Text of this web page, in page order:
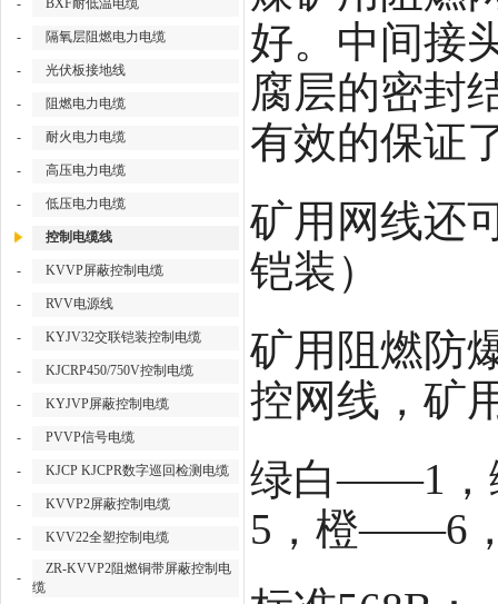
- BXF耐低温电缆
- 隔氧层阻燃电力电缆
- 光伏板接地线
- 阻燃电力电缆
- 耐火电力电缆
- 高压电力电缆
- 低压电力电缆
控制电缆线
- KVVP屏蔽控制电缆
- RVV电源线
- KYJV32交联铠装控制电缆
- KJCRP450/750V控制电缆
- KYJVP屏蔽控制电缆
- PVVP信号电缆
- KJCP KJCPR数字巡回检测电缆
- KVVP2屏蔽控制电缆
- KVV22全塑控制电缆
-
ZR-KVVP2阻燃铜带屏蔽控制电
缆
好。中间接
腐层的密封
有效的保证
矿用网线还
铠装）
矿用阻燃防
控网线，矿
绿白——1
5，橙——6